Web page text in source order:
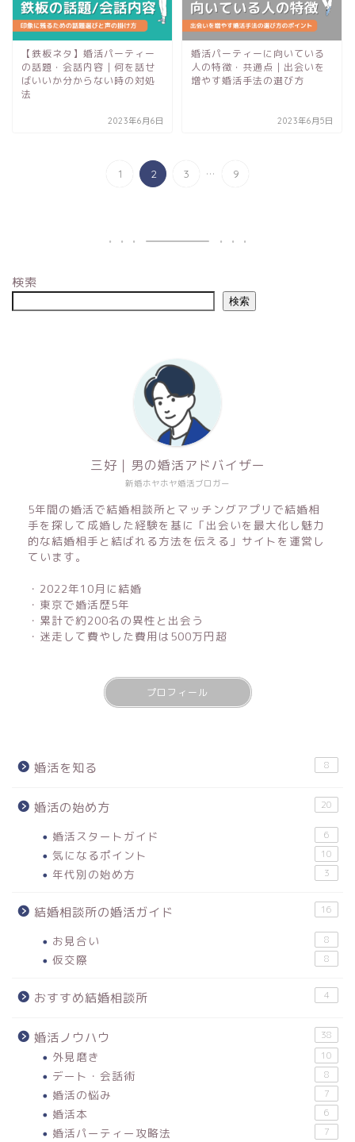
【鉄板ネタ】婚活パーティー
の話題・会話内容｜何を話せ
ばいいか分からない時の対処
法
2023年6月6日
婚活パーティーに向いている
人の特徴・共通点｜出会いを
増やす婚活手法の選び方
2023年6月5日
1 2 3 ... 9
検索
検索
新婚ホヤホヤ婚活ブロガー
三好｜男の婚活アドバイザー
5年間の婚活で結婚相談所とマッチングアプリで結婚相
手を探して成婚した経験を基に「出会いを最大化し魅力
的な結婚相手と結ばれる方法を伝える」サイトを運営し
ています。
・2022年10月に結婚
・東京で婚活歴5年
・累計で約200名の異性と出会う
・迷走して費やした費用は500万円超
プロフィール
婚活を知る 8
婚活の始め方 20
婚活スタートガイド 6
気になるポイント 10
年代別の始め方 3
結婚相談所の婚活ガイド 16
お見合い 8
仮交際 8
おすすめ結婚相談所 4
婚活ノウハウ 38
外見磨き 10
デート・会話術 8
婚活の悩み 7
婚活本 6
婚活パーティー攻略法 7